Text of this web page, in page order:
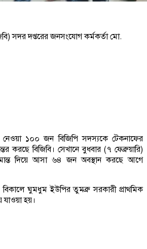
সদর দপ্তরের জনসংযোগ কর্মকর্তা মো.
১০০ জন বিজিপি সদস্যকে টেকনাফের
করছে বিজিবি। সেখানে বুধবার (৭ ফেব্রুয়ারি)
দিয়ে আসা ৬৪ জন অবস্থান করছে আগে
বিকালে ঘুমধুম ইউপির তুমব্রু সরকারী প্রাথমিক
যাওয়া হয়।